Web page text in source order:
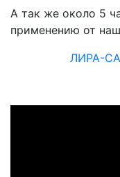
А так же около 5
применению от
ЛИРА-